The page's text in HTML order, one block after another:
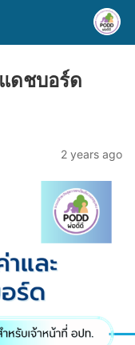
ดชบอร์ด
2 years ago